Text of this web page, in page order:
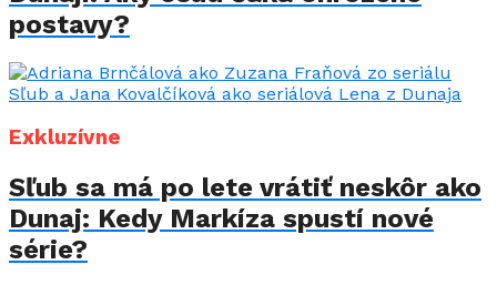
postavy?
Exkluzívne
Sľub sa má po lete vrátiť neskôr ako
Dunaj: Kedy Markíza spustí nové
série?